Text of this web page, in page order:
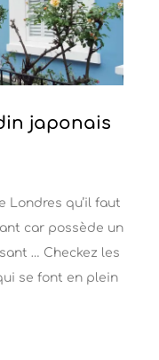
japonais
Londres qu’il faut
car possède un
… Checkez les
se font en plein